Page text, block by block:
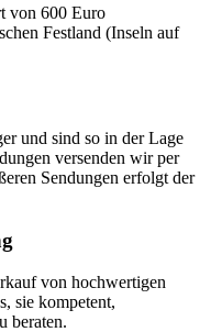
von 600 Euro
Festland (Inseln auf
und sind so in der Lage
versenden wir per
Sendungen erfolgt der
von hochwertigen
sie kompetent,
beraten.